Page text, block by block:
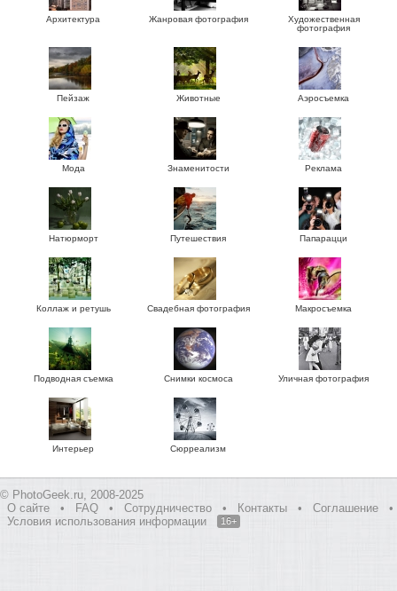
Архитектура Жанровая фотография Художественная
фотография
Пейзаж Животные Аэросъемка
Мода Знаменитости Реклама
Натюрморт Путешествия Папарацци
Коллаж и ретушь Свадебная фотография Макросъемка
Подводная съемка Снимки космоса Уличная фотография
Интерьер Сюрреализм
© PhotoGeek.ru, 2008-2025
О сайте
• FAQ • Сотрудничество • Контакты • Соглашение
•
Условия использования информации
16+